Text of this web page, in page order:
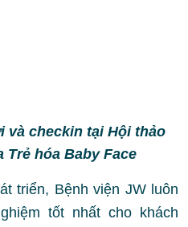
và checkin tại Hội thảo
Trẻ hóa Baby Face
triển, Bệnh viện JW luôn
tốt nhất cho khách